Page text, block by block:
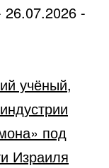
26.07.2026 -
учёный,
под
Израиля